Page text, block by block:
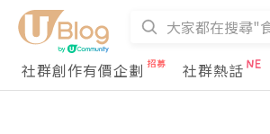
社群創作有價企劃 社群熱話